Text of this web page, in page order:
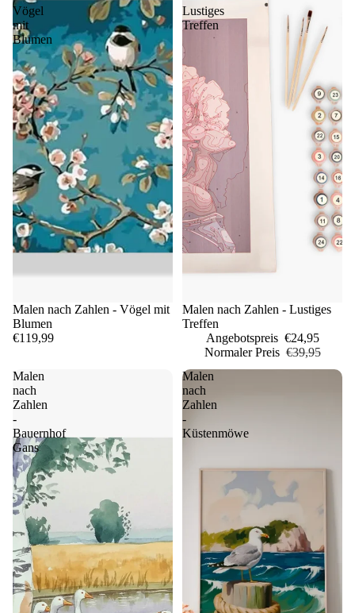
Vögel
mit
Blumen
Malen nach Zahlen - Vögel mit
Blumen
€119,99
Lustiges
Treffen
Sale
Malen nach Zahlen - Lustiges
Treffen
Angebotspreis €24,95
Normaler Preis €39,95
Malen
nach
Zahlen
-
Bauernhof
Gans
Malen
nach
Zahlen
-
Küstenmöwe